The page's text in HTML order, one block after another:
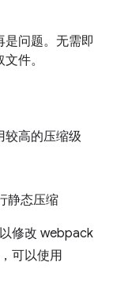
是问题。无需即
件。
较高的压缩级
静态压缩
修改 webpack
可以使用